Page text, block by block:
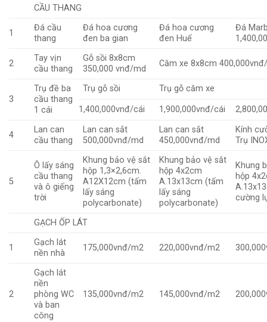
CẦU THANG
1
Đá cầu
thang
Đá hoa cương
đen ba gian
Đá hoa cương
đen Huế
Đá
2
Tay vịn
cầu thang
Gỗ sồi 8x8cm
350,000 vnđ/md
Căm xe 8x8cm
3
Trụ đề ba
cầu thang
1 cái
Trụ gỗ sồi Trụ gỗ căm xe
1,400,000vnđ/cái 1,900,000vnđ/cái
4
Lan can
cầu thang
Lan can sắt
500,000vnđ/md
Lan can sắt
450,000vnđ/md
Kính
Trụ
5
Ô lấy sáng
cầu thang
và ô giếng
trời
Khung bảo vệ sắt
hộp 1,3×2,6cm.
A12X12cm (tấm
lấy sáng
polycarbonate)
Khung bảo vệ sắt
hộp 4x2cm
A.13x13cm (tấm
lấy sáng
polycarbonate)
Khung
hộp
cường
GẠCH ỐP LÁT
1
Gạch lát
nền nhà
175,000vnđ/m2 220,000vnđ/m2
2
Gạch lát
nền
phòng WC
và ban
công
135,000vnđ/m2 145,000vnđ/m2